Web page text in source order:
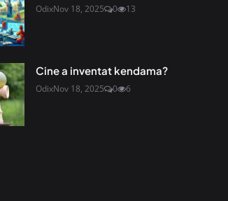
OdixNov 18, 2025 0 13
Cine a inventat kendama?
OdixNov 18, 2025 0 6